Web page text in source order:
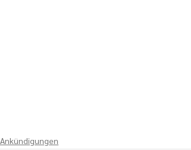
Ankündigungen